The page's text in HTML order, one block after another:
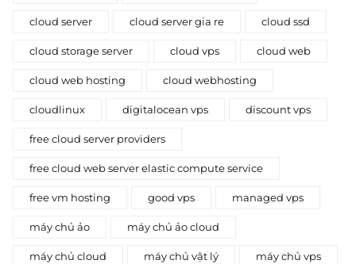
cloud server cloud server gia re cloud ssd
cloud storage server cloud vps cloud web
cloud web hosting cloud webhosting
cloudlinux digitalocean vps discount vps
free cloud server providers
free cloud web server elastic compute service
free vm hosting good vps managed vps
máy chủ ảo máy chủ ảo cloud
máy chủ cloud máy chủ vật lý máy chủ vps